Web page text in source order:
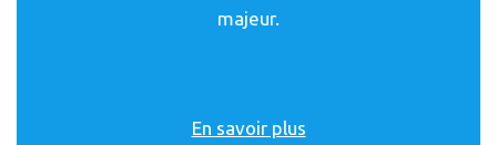
majeur.
En savoir plus